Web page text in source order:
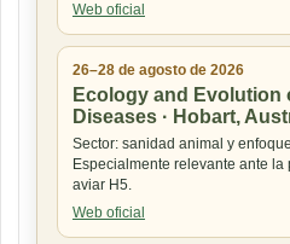
Web oficial
26–28 de agosto de 2026
Ecology and Evolution
Diseases · Hobart,
Sector: sanidad animal y
Especialmente relevante ante
aviar H5.
Web oficial